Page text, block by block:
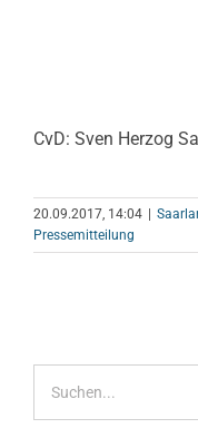
CvD: Sven Herzog
20.09.2017, 14:04 |
Pressemitteilung
nach: